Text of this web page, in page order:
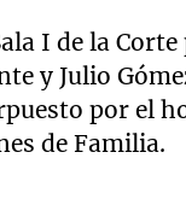
I de la
y Julio
por el
de Familia.